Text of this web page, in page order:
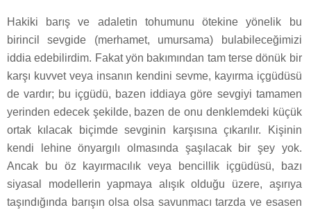
Hakiki barış ve adaletin tohumunu ötekine yönelik bu
birincil sevgide (merhamet, umursama) bulabileceğimizi
iddia edebilirdim. Fakat yön bakımından tam terse dönük bir
karşı kuvvet veya insanın kendini sevme, kayırma içgüdüsü
de vardır; bu içgüdü, bazen iddiaya göre sevgiyi tamamen
yerinden edecek şekilde, bazen de onu denklemdeki küçük
ortak kılacak biçimde sevginin karşısına çıkarılır. Kişinin
kendi lehine önyargılı olmasında şaşılacak bir şey yok.
Ancak bu öz kayırmacılık veya bencillik içgüdüsü, bazı
siyasal modellerin yapmaya alışık olduğu üzere, aşırıya
taşındığında barışın olsa olsa savunmacı tarzda ve esasen